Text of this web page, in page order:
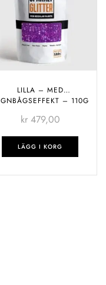
LILLA – MED
– 110G
kr479,00
LÄGG I KORG